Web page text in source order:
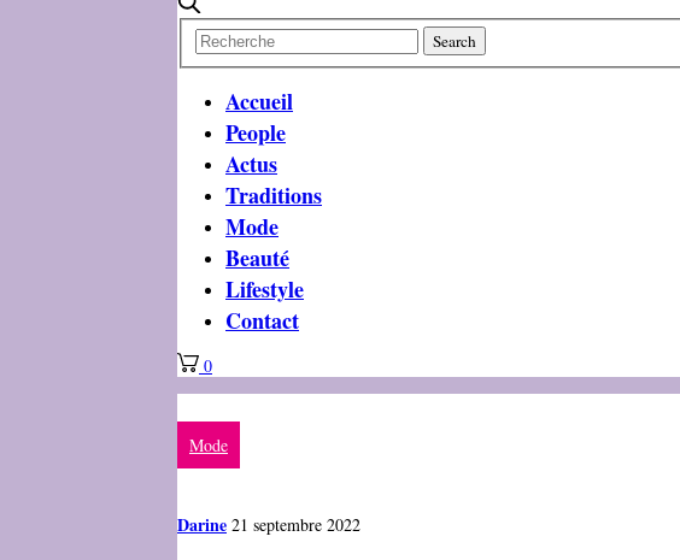
Accueil
People
Actus
Traditions
Mode
Beauté
Lifestyle
Contact
0
Mode
Darine 21 septembre 2022